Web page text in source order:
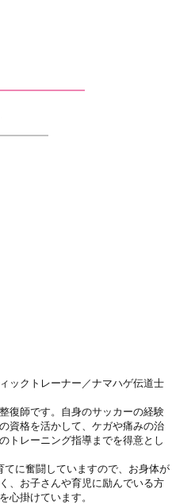
ックトレーナー／ナマハゲ伝道士
復師です。自身のサッカーの経験
資格を活かして、ケガや痛みの治
トレーニング指導までを得意とし
に奮闘していますので、お身体が
、お子さんや育児に励んでいる方
心掛けています。